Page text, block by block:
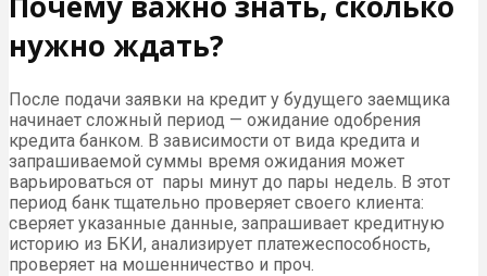
нужно ждать?
После подачи заявки на кредит у будущего заемщика
начинает сложный период — ожидание одобрения
кредита банком. В зависимости от вида кредита и
запрашиваемой суммы время ожидания может
варьироваться от пары минут до пары недель. В этот
период банк тщательно проверяет своего клиента:
сверяет указанные данные, запрашивает кредитную
историю из БКИ, анализирует платежеспособность,
проверяет на мошенничество и проч.